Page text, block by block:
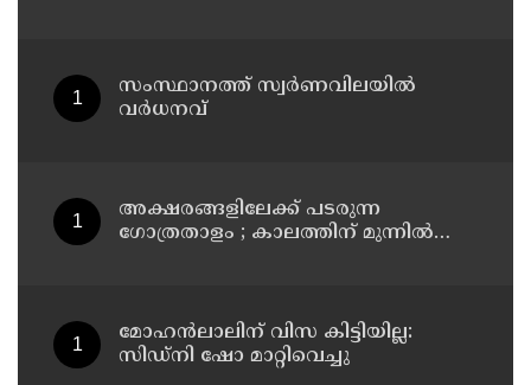
സംസ്ഥാനത്ത് സ്വർണവിലയിൽ
വർധനവ്
അക്ഷരങ്ങളിലേക്ക് പടരുന്ന
ഗോത്രതാളം ; കാലത്തിന് മുന്നിൽ
തനത് ഭാഷയ്ക്ക് നിഘണ്ടു ഒരുങ്ങുന്നു
മോഹൻലാലിന് വിസ കിട്ടിയില്ല:
സിഡ്നി ഷോ മാറ്റിവെച്ചു